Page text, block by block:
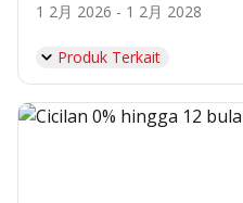
1 2月 2026 - 1 2月 2028
Produk Terkait